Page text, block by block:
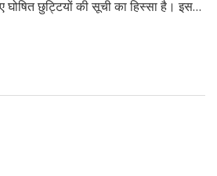
छुट्टियों की सूची का हिस्सा है। इस
सेगमेंट और एसएलबी सेगमेंट
कई राष्ट्रीय और सांस्कृतिक अवकाश होते हैं